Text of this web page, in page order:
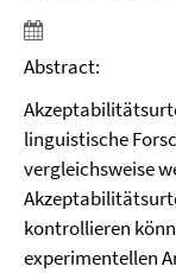
Abstract:
linguistische
vergleichsweise
kontrollieren
experimentellen